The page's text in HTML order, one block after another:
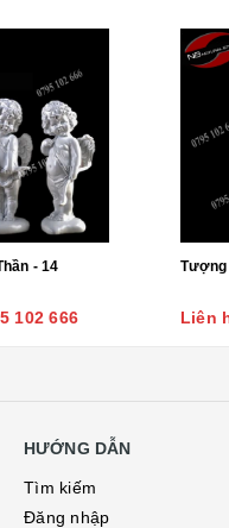
Tượng Thiên Thần - 14
102 666 Liên
HƯỚNG DẪN
Tìm kiếm
Đăng nhập